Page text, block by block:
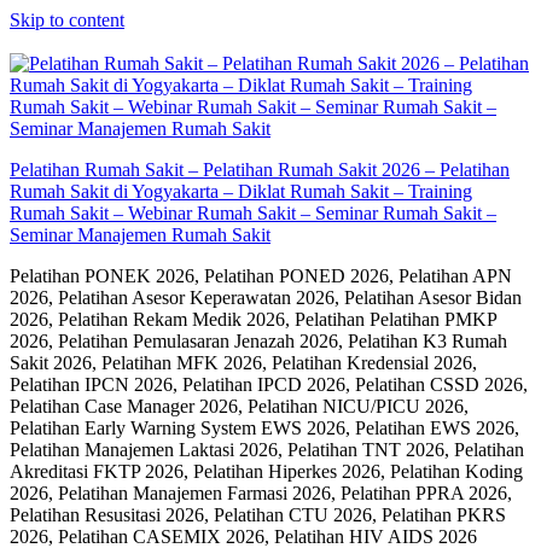
Skip to content
Pelatihan Rumah Sakit – Pelatihan Rumah Sakit 2026 – Pelatihan
Rumah Sakit di Yogyakarta – Diklat Rumah Sakit – Training
Rumah Sakit – Webinar Rumah Sakit – Seminar Rumah Sakit –
Seminar Manajemen Rumah Sakit
Pelatihan PONEK 2026, Pelatihan PONED 2026, Pelatihan APN
2026, Pelatihan Asesor Keperawatan 2026, Pelatihan Asesor Bidan
2026, Pelatihan Rekam Medik 2026, Pelatihan Pelatihan PMKP
2026, Pelatihan Pemulasaran Jenazah 2026, Pelatihan K3 Rumah
Sakit 2026, Pelatihan MFK 2026, Pelatihan Kredensial 2026,
Pelatihan IPCN 2026, Pelatihan IPCD 2026, Pelatihan CSSD 2026,
Pelatihan Case Manager 2026, Pelatihan NICU/PICU 2026,
Pelatihan Early Warning System EWS 2026, Pelatihan EWS 2026,
Pelatihan Manajemen Laktasi 2026, Pelatihan TNT 2026, Pelatihan
Akreditasi FKTP 2026, Pelatihan Hiperkes 2026, Pelatihan Koding
2026, Pelatihan Manajemen Farmasi 2026, Pelatihan PPRA 2026,
Pelatihan Resusitasi 2026, Pelatihan CTU 2026, Pelatihan PKRS
2026, Pelatihan CASEMIX 2026, Pelatihan HIV AIDS 2026